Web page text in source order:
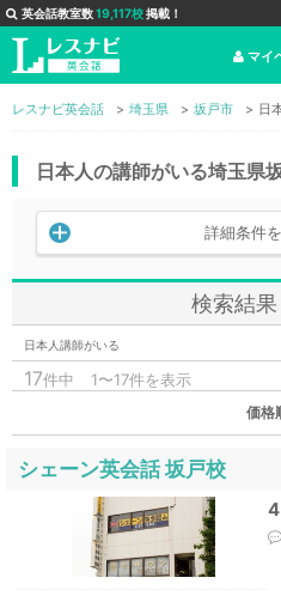
英会話教室数19,117校掲載！
マイ
レスナビ英会話 埼玉県 坂戸市 日
日本人の講師がいる埼玉県
詳細条件
検索結果
日本人講師がいる
17件中 1〜17件を表示
価格
シェーン英会話 坂戸校